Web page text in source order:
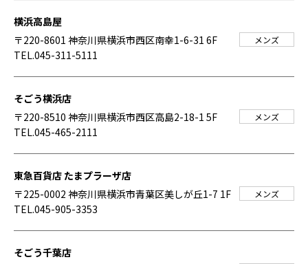
横浜高島屋
〒220-8601 神奈川県横浜市西区南幸1-6-31 6F
TEL.045-311-5111
メンズ
そごう横浜店
〒220-8510 神奈川県横浜市西区高島2-18-1 5F
TEL.045-465-2111
メンズ
東急百貨店 たまプラーザ店
〒225-0002 神奈川県横浜市青葉区美しが丘1-7 1F
TEL.045-905-3353
メンズ
そごう千葉店